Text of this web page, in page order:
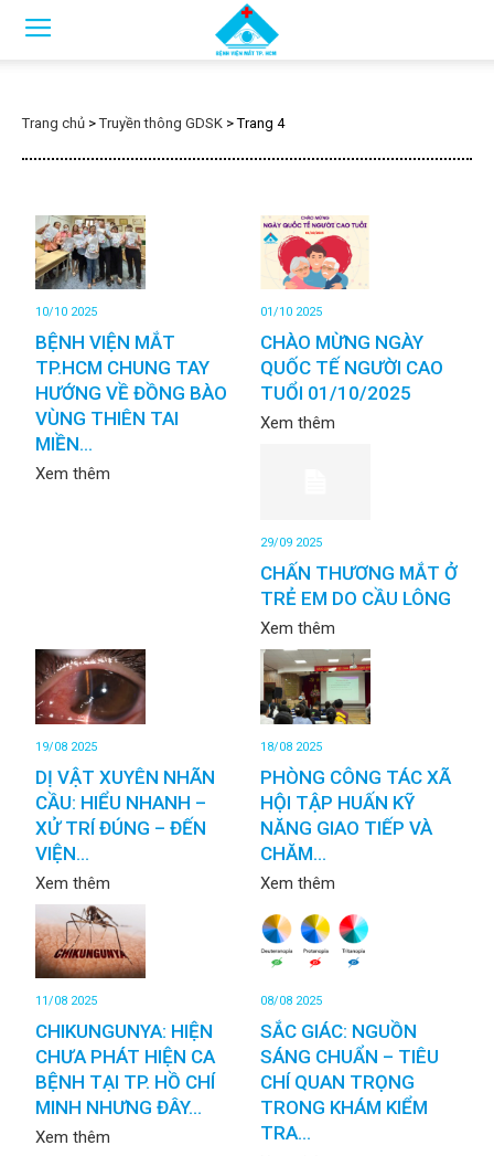
Trang chủ >Truyền thông GDSK >Trang 4
10/10 2025
BỆNH VIỆN MẮT
TP.HCM CHUNG TAY
HƯỚNG VỀ ĐỒNG BÀO
VÙNG THIÊN TAI
MIỀN...
Xem thêm
01/10 2025
CHÀO MỪNG NGÀY
QUỐC TẾ NGƯỜI CAO
TUỔI 01/10/2025
Xem thêm
29/09 2025
CHẤN THƯƠNG MẮT Ở
TRẺ EM DO CẦU LÔNG
Xem thêm
19/08 2025
DỊ VẬT XUYÊN NHÃN
CẦU: HIỂU NHANH –
XỬ TRÍ ĐÚNG – ĐẾN
VIỆN...
Xem thêm
18/08 2025
PHÒNG CÔNG TÁC XÃ
HỘI TẬP HUẤN KỸ
NĂNG GIAO TIẾP VÀ
CHĂM...
Xem thêm
11/08 2025
CHIKUNGUNYA: HIỆN
CHƯA PHÁT HIỆN CA
BỆNH TẠI TP. HỒ CHÍ
MINH NHƯNG ĐÂY...
Xem thêm
08/08 2025
SẮC GIÁC: NGUỒN
SÁNG CHUẨN – TIÊU
CHÍ QUAN TRỌNG
TRONG KHÁM KIỂM
TRA...